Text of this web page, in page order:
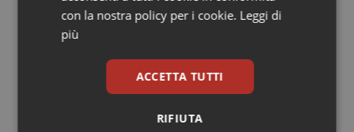
Sicilia
Neuroscienze & patologie neurodegenerative
Oftalmologia
Leadership Infermieristica 2026: nuovi
clinici ad alte prestazioni
con la nostra policy per i cookie. Leggi di
più
ACCETTA TUTTI
RIFIUTA